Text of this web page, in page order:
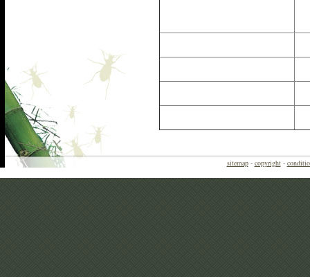
sitemap- copyright-